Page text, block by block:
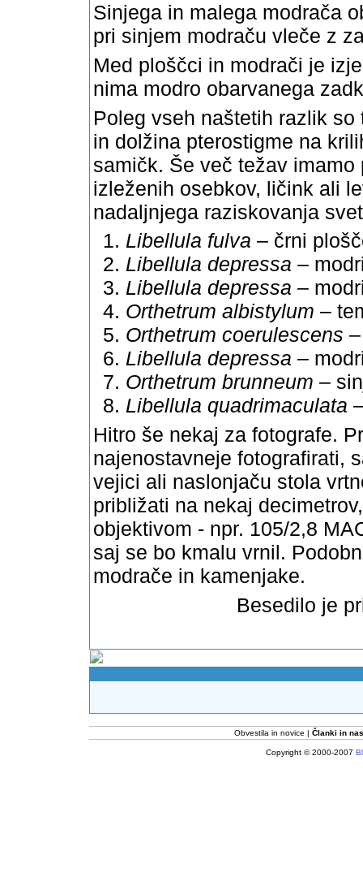
Sinjega in malega modrača
pri sinjem modraču vleče z
Med ploščci in modrači je
nima modro obarvanega
Poleg vseh naštetih razlik
in dolžina pterostigme na
samičk. Še več težav
izleženih osebkov, ličink ali
nadaljnjega raziskovanja
Libellula fulva – črni
Libellula depressa –
Libellula depressa –
Orthetrum albistylum –
Orthetrum coerulescens
Libellula depressa –
Orthetrum brunneum –
Libellula quadrimaculata
Hitro še nekaj za fotografe.
najenostavneje fotografirati,
vejici ali naslonjaču stola
približati na nekaj
objektivom - npr. 105/2,8
saj se bo kmalu vrnil.
modrače in kamenjake.
Besedilo je
Obvestila in novice Članki in
Copyright © 2000-2007